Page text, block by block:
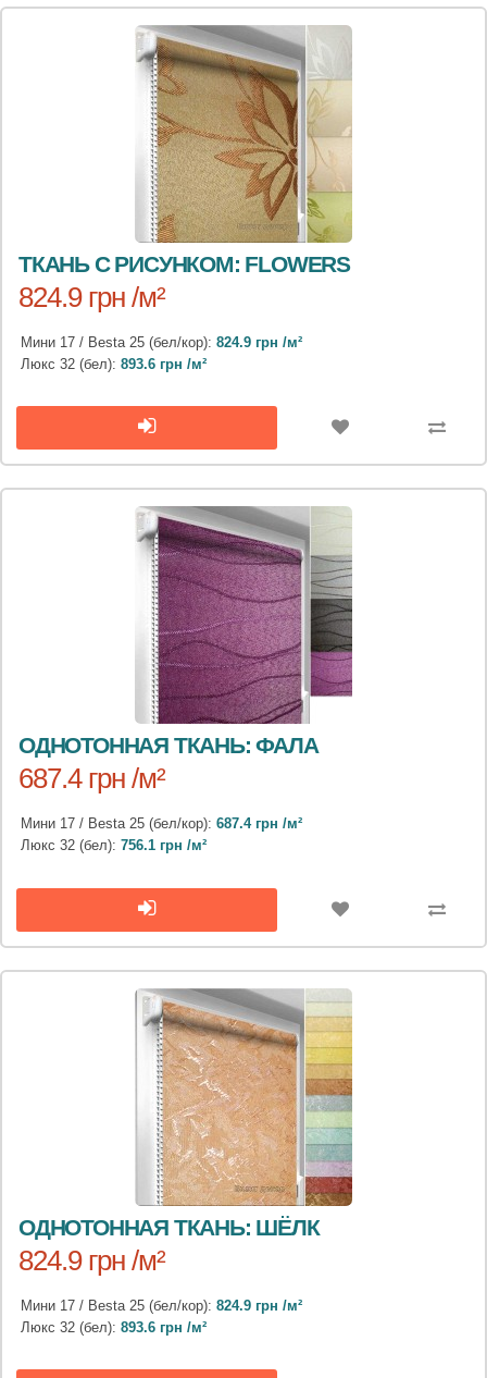
ТКАНЬ С РИСУНКОМ: FLOWERS
824.9 грн /м²
Мини 17 / Besta 25 (бел/кор): 824.9 грн /м²
Люкс 32 (бел): 893.6 грн /м²
ОДНОТОННАЯ ТКАНЬ: ФАЛА
687.4 грн /м²
Мини 17 / Besta 25 (бел/кор): 687.4 грн /м²
Люкс 32 (бел): 756.1 грн /м²
ОДНОТОННАЯ ТКАНЬ: ШЁЛК
824.9 грн /м²
Мини 17 / Besta 25 (бел/кор): 824.9 грн /м²
Люкс 32 (бел): 893.6 грн /м²